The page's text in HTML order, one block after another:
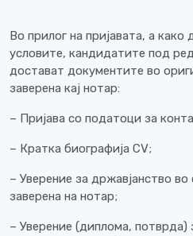
Во прилог на пријавата, а како
условите, кандидатите под
достават документите во
заверена кај нотар:
– Пријава со податоци за
– Кратка биографија CV;
– Уверение за државјанство во
заверена на нотар;
– Уверение (диплома, потврда)